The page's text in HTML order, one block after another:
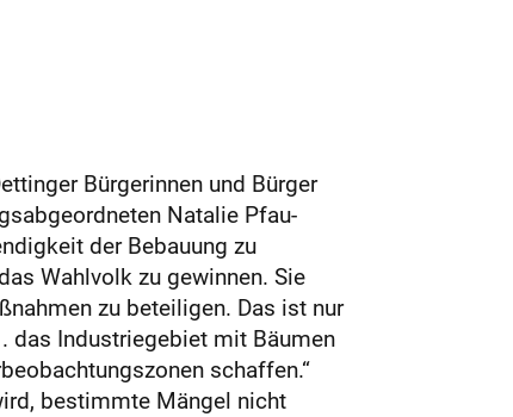
Bürgerinnen und Bürger
Natalie Pfau-
der Bebauung zu
Wahlvolk zu gewinnen. Sie
zu beteiligen. Das ist nur
das Industriegebiet mit Bäumen
schaffen.“
bestimmte Mängel nicht